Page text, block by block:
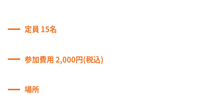
定員 15名
参加費用 2,000円(税込)
場所